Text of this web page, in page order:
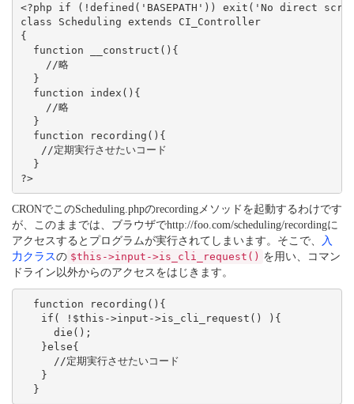
<?php if (!defined('BASEPATH')) exit('No direct
class Scheduling extends CI_Controller
{
  function __construct(){
    //略
  }
  function index(){
    //略
  }
  function recording(){
//定期実行させたいコード
  }
?>
CRONでこのScheduling.phpのrecordingメソッドを起動するわけです
が、このままでは、ブラウザでhttp://foo.com/scheduling/recordingに
アクセスするとプログラムが実行されてしまいます。そこで、
入
力クラスの $this->input->is_cli_request() を用い、コマン
ドライン以外からのアクセスをはじきます。
  function recording(){
if( !$this->input->is_cli_request() ){
die();
}else{
//定期実行させたいコード
}